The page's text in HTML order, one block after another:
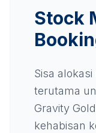
Stock
Sisa
terutama
Gravity
kehabisan